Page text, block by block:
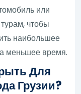
или
чтобы
наибольшее
меньшее время.
Для
Грузии?